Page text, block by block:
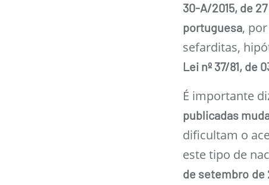
30-A/2015, de
portuguesa,
sefarditas,
Lei nº 37/81, de
É importante
publicadas
dificultam o
este tipo de
de setembro de